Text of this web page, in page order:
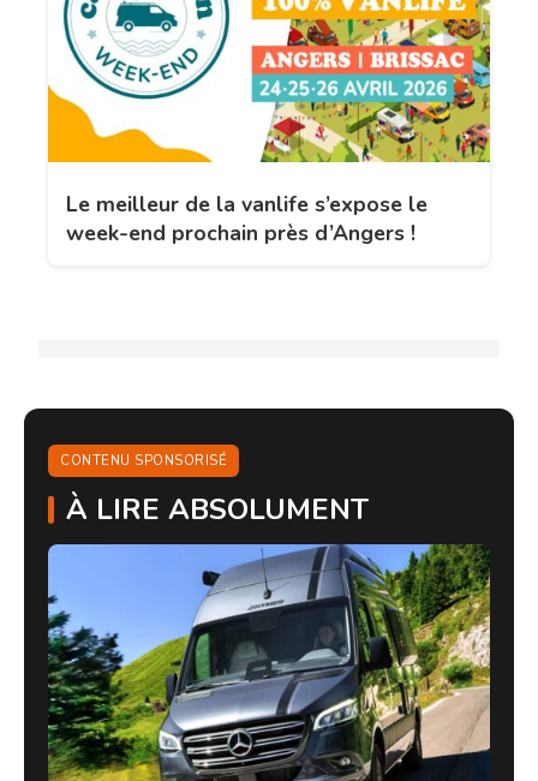
Le meilleur de la vanlife s’expose le
week-end prochain près d’Angers !
CONTENU SPONSORISÉ
À LIRE ABSOLUMENT